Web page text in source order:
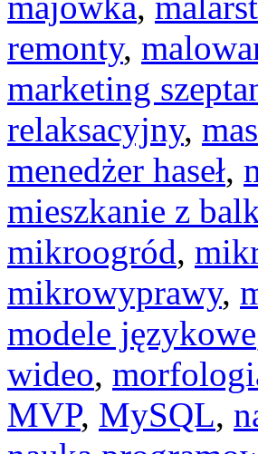
remonty,
marketing
relaksacyjny,
menedżer haseł,
mieszkanie z
mikroogród,
mikrowyprawy,
modele językowe
wideo,
MVP, MySQL,